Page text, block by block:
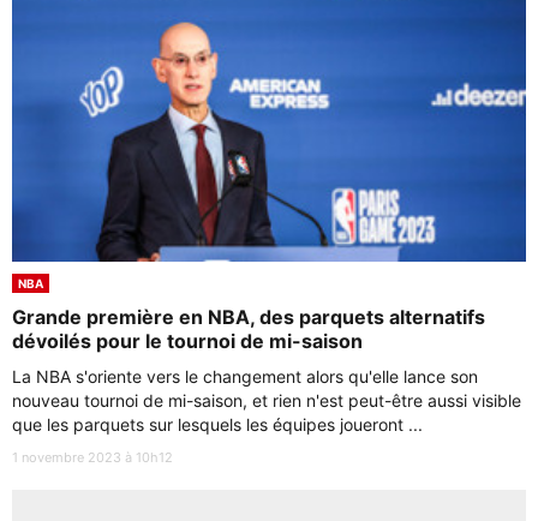
NBA
Grande première en NBA, des parquets alternatifs
dévoilés pour le tournoi de mi-saison
La NBA s'oriente vers le changement alors qu'elle lance son
nouveau tournoi de mi-saison, et rien n'est peut-être aussi visible
que les parquets sur lesquels les équipes joueront ...
1 novembre 2023 à 10h12